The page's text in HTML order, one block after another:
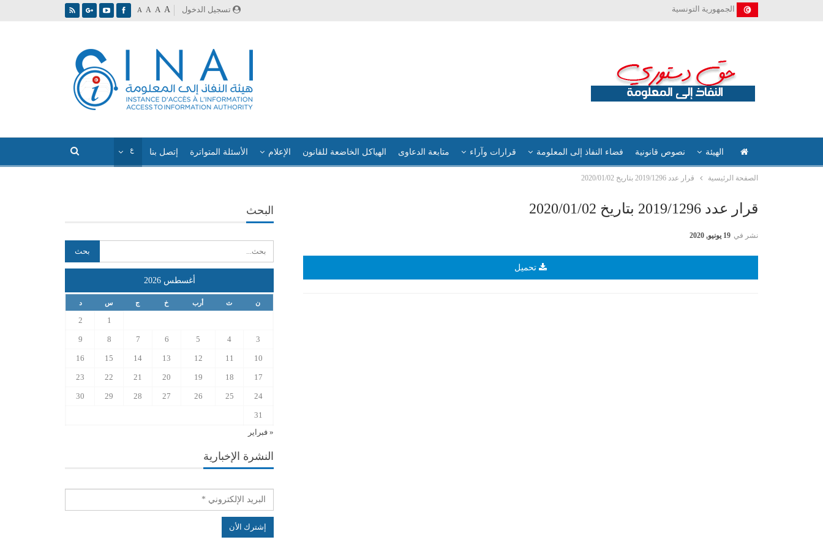
تسجيل الدخول A A A A الجمهورية التونسية
الهيئة نصوص قانونية فضاء النفاذ إلى المعلومة قرارات وآراء متابعة الدعاوى الهياكل الخاضعة للقانون الإعلام الأسئلة المتواترة إتصل بنا
الصفحة الرئيسية قرار عدد 2019/1296 بتاريخ 2020/01/02
قرار عدد 2019/1296 بتاريخ 2020/01/02
نشر في 19 يونيو, 2020
تحميل
البحث
أغسطس 2026
ن ث أرب خ ج س د
1
2
3
4
5
6
7
8
9
10
11
12
13
14
15
16
17
18
19
20
21
22
23
24
25
26
27
28
29
30
31
« فبراير
النشرة الإخبارية